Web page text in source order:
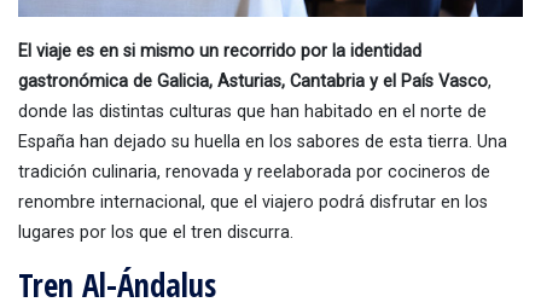
El viaje es en si mismo un recorrido por la identidad
gastronómica de Galicia, Asturias, Cantabria y el País Vasco,
donde las distintas culturas que han habitado en el norte de
España han dejado su huella en los sabores de esta tierra. Una
tradición culinaria, renovada y reelaborada por cocineros de
renombre internacional, que el viajero podrá disfrutar en los
lugares por los que el tren discurra.
Tren Al-Ándalus